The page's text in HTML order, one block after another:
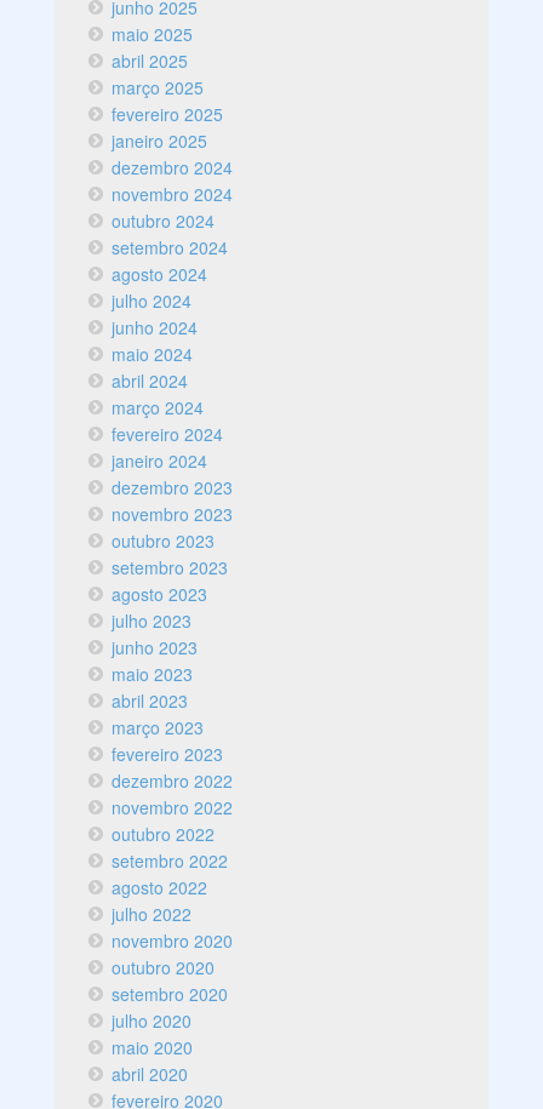
junho 2025
maio 2025
abril 2025
março 2025
fevereiro 2025
janeiro 2025
dezembro 2024
novembro 2024
outubro 2024
setembro 2024
agosto 2024
julho 2024
junho 2024
maio 2024
abril 2024
março 2024
fevereiro 2024
janeiro 2024
dezembro 2023
novembro 2023
outubro 2023
setembro 2023
agosto 2023
julho 2023
junho 2023
maio 2023
abril 2023
março 2023
fevereiro 2023
dezembro 2022
novembro 2022
outubro 2022
setembro 2022
agosto 2022
julho 2022
novembro 2020
outubro 2020
setembro 2020
julho 2020
maio 2020
abril 2020
fevereiro 2020